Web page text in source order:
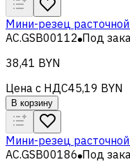
Мини-резец
AC.GSB00112 Под
38,41 BYN
Цена с НДС45,19 BYN
В корзину
Мини-резец
AC.GSB00186 Под